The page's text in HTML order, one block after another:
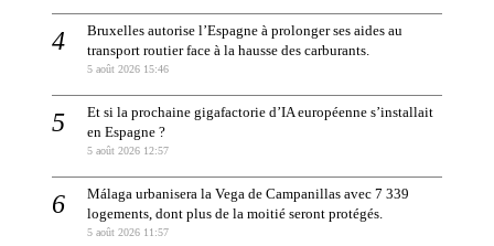
Bruxelles autorise l’Espagne à prolonger ses aides au
transport routier face à la hausse des carburants.
5 août 2026 15:46
Et si la prochaine gigafactorie d’IA européenne s’installait
en Espagne ?
5 août 2026 12:57
Málaga urbanisera la Vega de Campanillas avec 7 339
logements, dont plus de la moitié seront protégés.
5 août 2026 11:57